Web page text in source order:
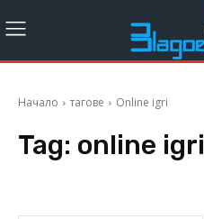
Начало тагове Online igri
Tag: online igri